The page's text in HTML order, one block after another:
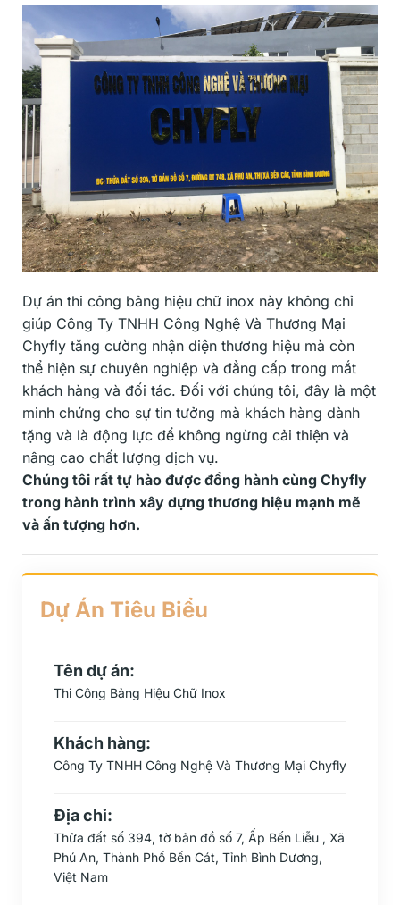
Dự án thi công bảng hiệu chữ inox này không chỉ
giúp Công Ty TNHH Công Nghệ Và Thương Mại
Chyfly tăng cường nhận diện thương hiệu mà còn
thể hiện sự chuyên nghiệp và đẳng cấp trong mắt
khách hàng và đối tác. Đối với chúng tôi, đây là một
minh chứng cho sự tin tưởng mà khách hàng dành
tặng và là động lực để không ngừng cải thiện và
nâng cao chất lượng dịch vụ.
Chúng tôi rất tự hào được đồng hành cùng Chyfly
trong hành trình xây dựng thương hiệu mạnh mẽ
và ấn tượng hơn.
Dự Án Tiêu Biểu
Tên dự án:
Thi Công Bảng Hiệu Chữ Inox
Khách hàng:
Công Ty TNHH Công Nghệ Và Thương Mại Chyfly
Địa chỉ:
Thửa đất số 394, tờ bản đồ số 7, Ấp Bến Liễu , Xã
Phú An, Thành Phố Bến Cát, Tỉnh Bình Dương,
Việt Nam